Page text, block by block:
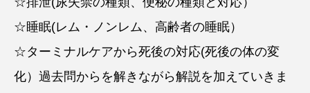
☆睡眠(レム・ノンレム、高齢者の睡眠）
☆ターミナルケアから死後の対応(死後の体の変
化）過去問からを解きながら解説を加えていきま